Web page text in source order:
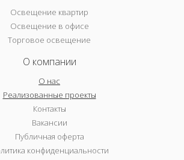
Освещение квартир
Освещение в офисе
Торговое освещение
О компании
О нас
Реализованные проекты
Контакты
Вакансии
Публичная оферта
конфиденциальности